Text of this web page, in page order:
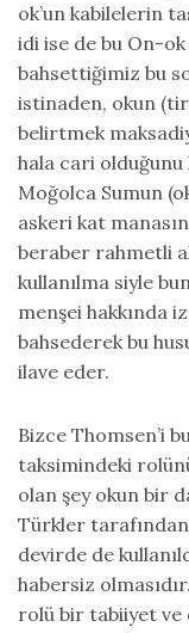
ok’un kabilelerin
idi ise de bu On-
bahsettiğimiz bu
istinaden, okun
belirtmek
hala cari
Moğolca Sumun
askeri kat
beraber rahmetli
kullanılma siyle
menşei hakkında
bahsederek bu
ilave eder.
Bizce Thomsen’i
taksimindeki
olan şey okun bir
Türkler
devirde de
habersiz
rolü bir tabiiyet ve